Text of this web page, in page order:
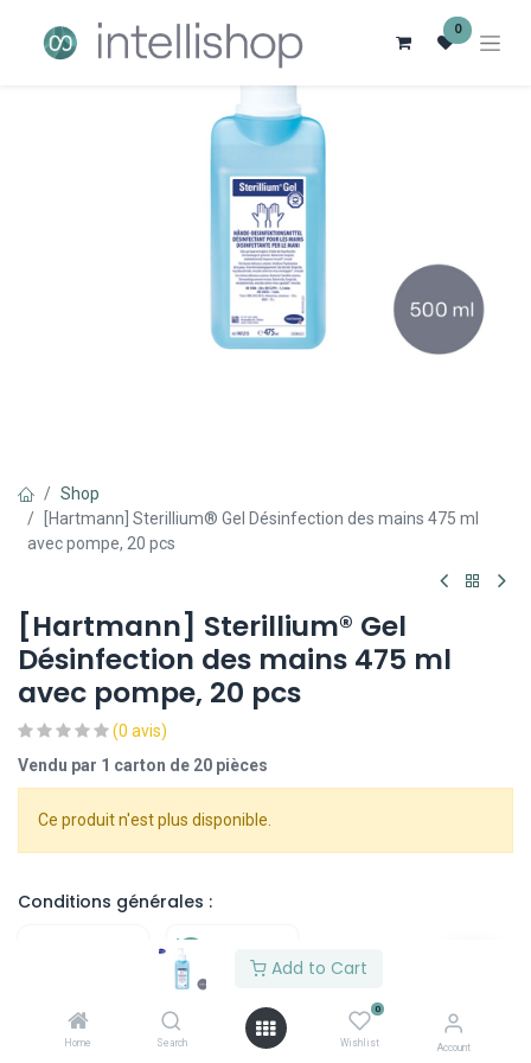
Add to Cart
Home Search
0
Wishlist Account
0
Shop
[Hartmann] Sterillium® Gel Désinfection des mains 475 ml
avec pompe, 20 pcs
[Hartmann] Sterillium® Gel
Désinfection des mains 475 ml
avec pompe, 20 pcs
(0 avis)
Vendu par 1 carton de 20 pièces
Ce produit n'est plus disponible.
Conditions générales :
7 jours
Retour :
Aucun retour